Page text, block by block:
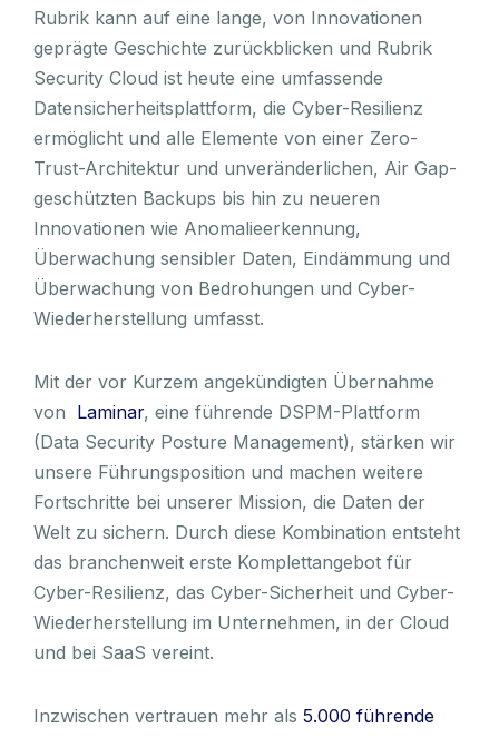
Rubrik kann auf eine lange, von Innovationen
geprägte Geschichte zurückblicken und Rubrik
Security Cloud ist heute eine umfassende
Datensicherheitsplattform, die Cyber-Resilienz
ermöglicht und alle Elemente von einer Zero-
Trust-Architektur und unveränderlichen, Air Gap-
geschützten Backups bis hin zu neueren
Innovationen wie Anomalieerkennung,
Überwachung sensibler Daten, Eindämmung und
Überwachung von Bedrohungen und Cyber-
Wiederherstellung umfasst.
Mit der vor Kurzem angekündigten Übernahme
von Laminar, eine führende DSPM-Plattform
(Data Security Posture Management), stärken wir
unsere Führungsposition und machen weitere
Fortschritte bei unserer Mission, die Daten der
Welt zu sichern. Durch diese Kombination entsteht
das branchenweit erste Komplettangebot für
Cyber-Resilienz, das Cyber-Sicherheit und Cyber-
Wiederherstellung im Unternehmen, in der Cloud
und bei SaaS vereint.
Inzwischen vertrauen mehr als 5.000 führende